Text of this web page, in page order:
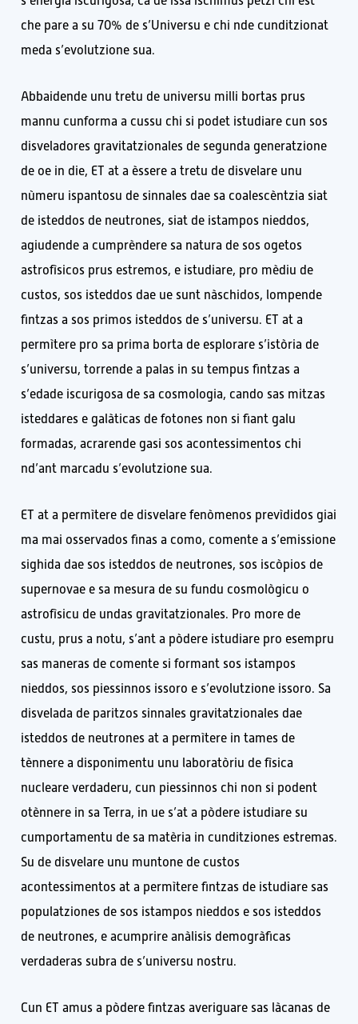
che pare a su 70% de s’Universu e chi nde cunditzionat
meda s’evolutzione sua.
Abbaidende unu tretu de universu milli bortas prus
mannu cunforma a cussu chi si podet istudiare cun sos
disveladores gravitatzionales de segunda generatzione
de oe in die, ET at a èssere a tretu de disvelare unu
nùmeru ispantosu de sinnales dae sa coalescèntzia siat
de isteddos de neutrones, siat de istampos nieddos,
agiudende a cumprèndere sa natura de sos ogetos
astrofìsicos prus estremos, e istudiare, pro mèdiu de
custos, sos isteddos dae ue sunt nàschidos, lompende
fintzas a sos primos isteddos de s’universu. ET at a
permìtere pro sa prima borta de esplorare s’istòria de
s’universu, torrende a palas in su tempus fintzas a
s’edade iscurigosa de sa cosmologia, cando sas mitzas
isteddares e galàticas de fotones non si fiant galu
formadas, acrarende gasi sos acontessimentos chi
nd’ant marcadu s’evolutzione sua.
ET at a permìtere de disvelare fenòmenos prevìdidos giai
ma mai osservados finas a como, comente a s’emissione
sighida dae sos isteddos de neutrones, sos iscòpios de
supernovae e sa mesura de su fundu cosmològicu o
astrofìsicu de undas gravitatzionales. Pro more de
custu, prus a notu, s’ant a pòdere istudiare pro esempru
sas maneras de comente si formant sos istampos
nieddos, sos piessinnos issoro e s’evolutzione issoro. Sa
disvelada de paritzos sinnales gravitatzionales dae
isteddos de neutrones at a permìtere in tames de
tènnere a disponimentu unu laboratòriu de fìsica
nucleare verdaderu, cun piessinnos chi non si podent
otènnere in sa Terra, in ue s’at a pòdere istudiare su
cumportamentu de sa matèria in cunditziones estremas.
Su de disvelare unu muntone de custos
acontessimentos at a permìtere fintzas de istudiare sas
populatziones de sos istampos nieddos e sos isteddos
de neutrones, e acumprire anàlisis demogràficas
verdaderas subra de s’universu nostru.
Cun ET amus a pòdere fintzas averiguare sas làcanas de